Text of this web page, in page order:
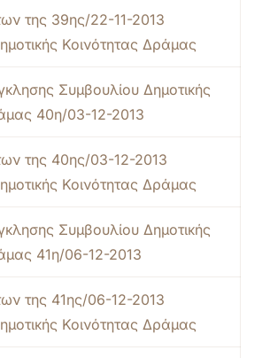
της 39ης/22-11-2013
Κοινότητας Δράμας
Συμβουλίου Δημοτικής
40η/03-12-2013
της 40ης/03-12-2013
Κοινότητας Δράμας
Συμβουλίου Δημοτικής
41η/06-12-2013
της 41ης/06-12-2013
Κοινότητας Δράμας